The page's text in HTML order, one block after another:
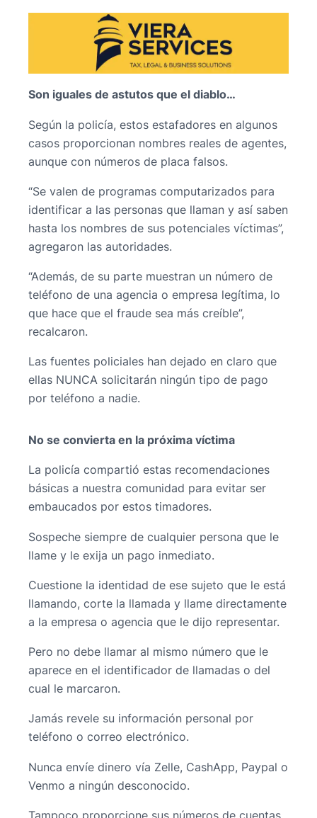
Son iguales de astutos que el diablo…
Según la policía, estos estafadores en algunos
casos proporcionan nombres reales de agentes,
aunque con números de placa falsos.
“Se valen de programas computarizados para
identificar a las personas que llaman y así saben
hasta los nombres de sus potenciales víctimas”,
agregaron las autoridades.
“Además, de su parte muestran un número de
teléfono de una agencia o empresa legítima, lo
que hace que el fraude sea más creíble”,
recalcaron.
Las fuentes policiales han dejado en claro que
ellas NUNCA solicitarán ningún tipo de pago
por teléfono a nadie.
No se convierta en la próxima víctima
La policía compartió estas recomendaciones
básicas a nuestra comunidad para evitar ser
embaucados por estos timadores.
Sospeche siempre de cualquier persona que le
llame y le exija un pago inmediato.
Cuestione la identidad de ese sujeto que le está
llamando, corte la llamada y llame directamente
a la empresa o agencia que le dijo representar.
Pero no debe llamar al mismo número que le
aparece en el identificador de llamadas o del
cual le marcaron.
Jamás revele su información personal por
teléfono o correo electrónico.
Nunca envíe dinero vía Zelle, CashApp, Paypal o
Venmo a ningún desconocido.